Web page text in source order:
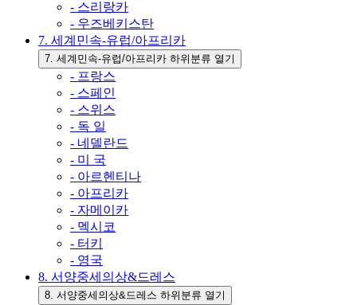
- 스리랑카
- 우즈베키스탄
7. 세계민속-유럽/아프리카
7. 세계민속-유럽/아프리카 하위분류 열기
- 프랑스
- 스페인
- 스위스
- 독 일
- 네델란드
- 미 국
- 아르헨티나
- 아프리카
- 자메이카
- 멕시코
- 터키
- 영국
8. 서양중세의상&드레스
8. 서양중세의상&드레스 하위분류 열기